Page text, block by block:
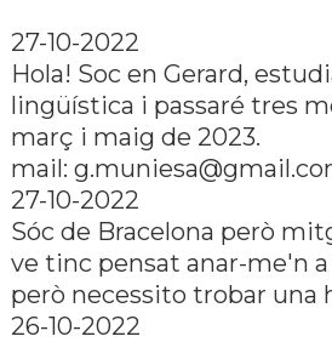
27-10-2022
Hola! Soc en Gerard,
lingüí­stica i passaré tres
març i maig de 2023.
mail:
27-10-2022
Sóc de Bracelona però
ve tinc pensat anar-me'n
però necessito trobar una
26-10-2022